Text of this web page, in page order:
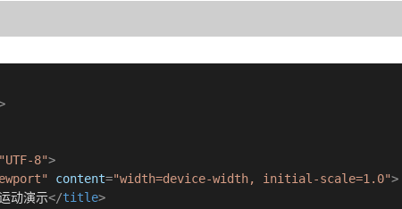
"UTF-8">
content="width=device-width, initial-scale=1.0">
动演示</title>